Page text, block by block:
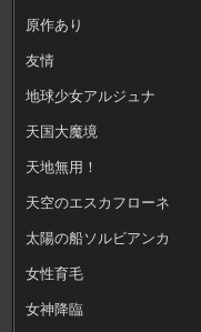
原作あり
友情
地球少女アルジュナ
天国大魔境
天地無用！
天空のエスカフローネ
太陽の船ソルビアンカ
女性育毛
女神降臨